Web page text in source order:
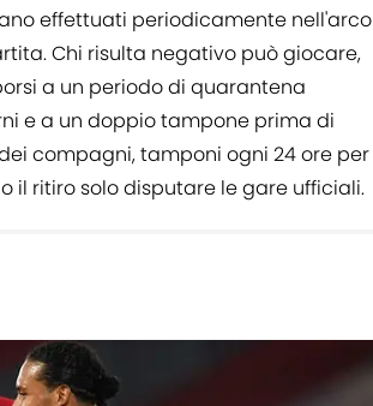
effettuati periodicamente nell'arco
Chi risulta negativo può giocare,
a un periodo di quarantena
e a un doppio tampone prima di
compagni, tamponi ogni 24 ore per
il ritiro solo disputare le gare ufficiali.